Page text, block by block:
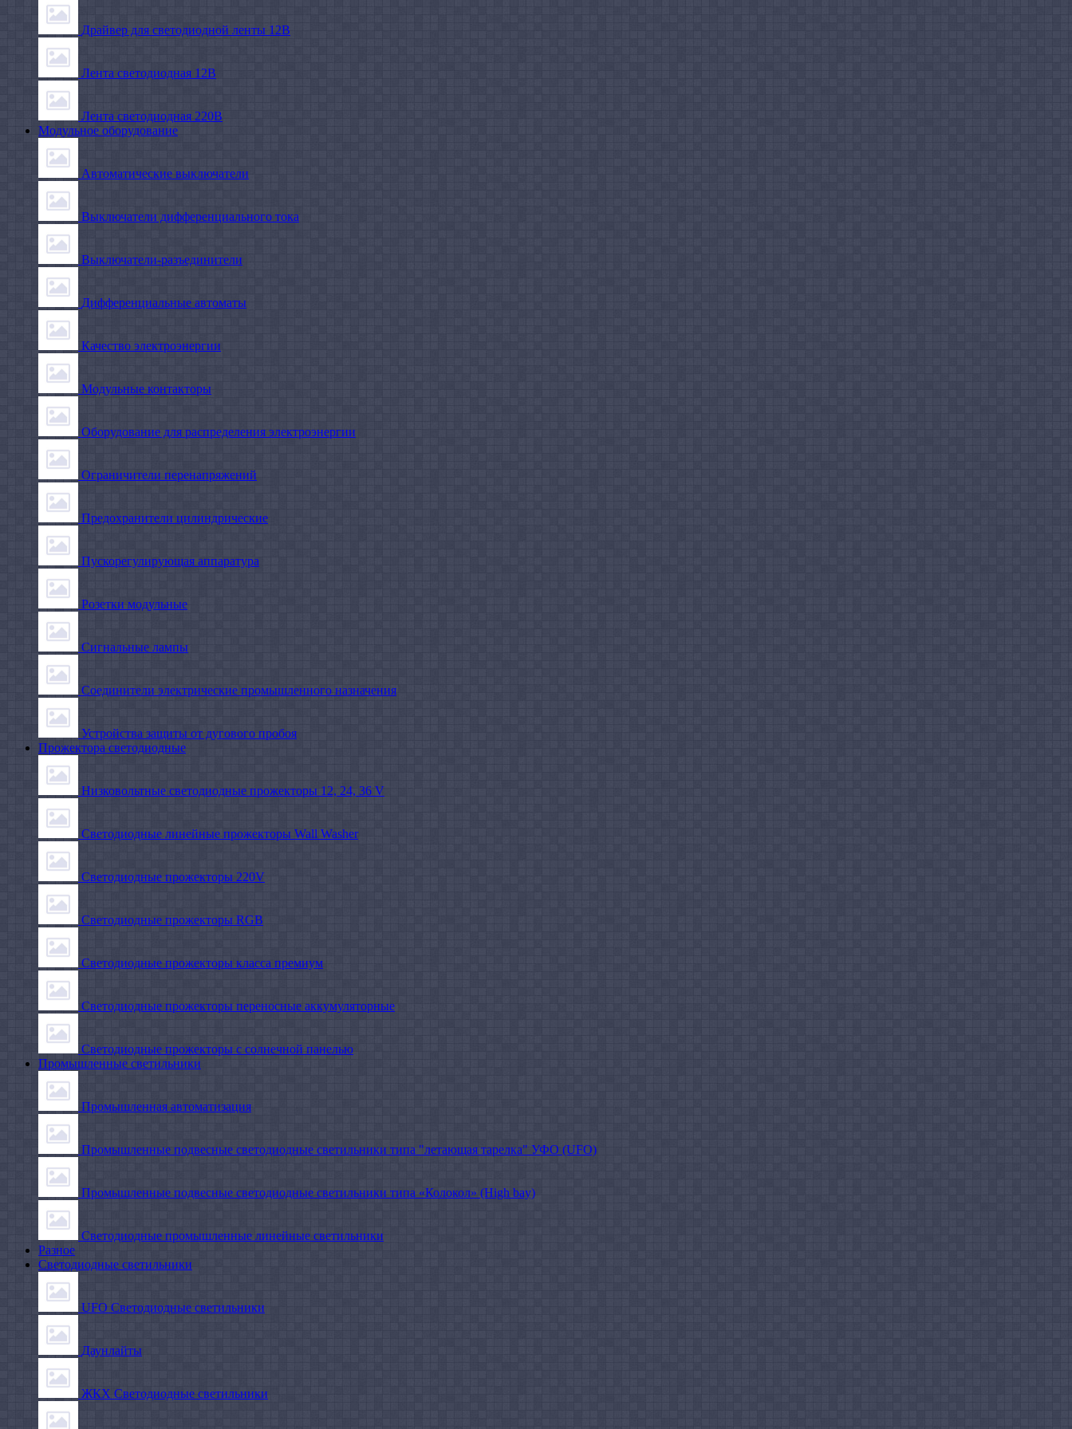
Драйвер для светодиодной ленты 12В
Лента светодиодная 12В
Лента светодиодная 220В
Модульное оборудование
Автоматические выключатели
Выключатели дифференциального тока
Выключатели-разъединители
Дифференциальные автоматы
Качество электроэнергии
Модульные контакторы
Оборудование для распределения электроэнергии
Ограничители перенапряжений
Предохранители цилиндрические
Пускорегулирующая аппаратура
Розетки модульные
Сигнальные лампы
Соединители электрические промышленного назначения
Устройства защиты от дугового пробоя
Прожектора светодиодные
Низковольтные светодиодные прожекторы 12, 24, 36 V
Светодиодные линейные прожекторы Wall Washer
Светодиодные прожекторы 220V
Светодиодные прожекторы RGB
Светодиодные прожекторы класса премиум
Светодиодные прожекторы переносные аккумуляторные
Светодиодные прожекторы с солнечной панелью
Промышленные светильники
Промышленная автоматизация
Промышленные подвесные cветодиодные светильники типа "летающая тарелка" УФО (UFO)
Промышленные подвесные cветодиодные светильники типа «Колокол» (High bay)
Светодиодные промышленные линейные светильники
Разное
Светодиодные светильники
UFO Светодиодные светильники
Даунлайты
ЖКХ Светодиодные светильники